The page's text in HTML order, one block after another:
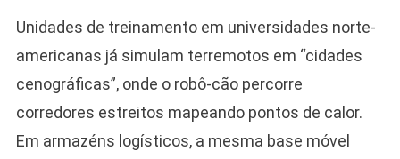
Unidades de treinamento em universidades norte-
americanas já simulam terremotos em “cidades
cenográficas”, onde o robô-cão percorre
corredores estreitos mapeando pontos de calor.
Em armazéns logísticos, a mesma base móvel